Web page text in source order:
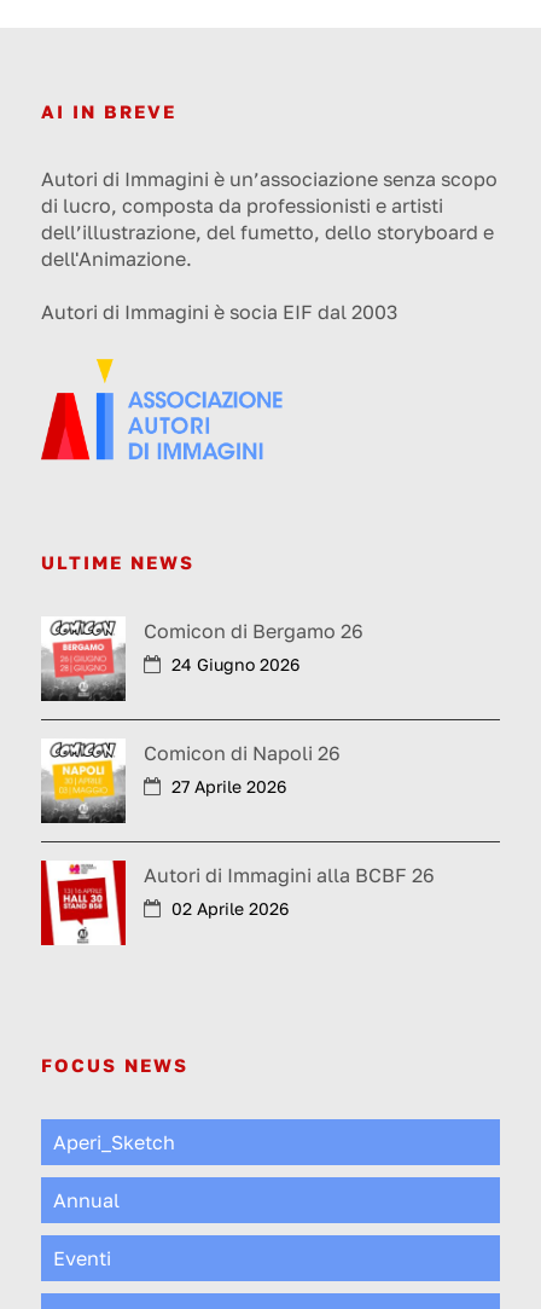
AI IN BREVE
Autori di Immagini è un’associazione senza scopo
di lucro, composta da professionisti e artisti
dell’illustrazione, del fumetto, dello storyboard e
dell'Animazione.
Autori di Immagini è socia EIF dal 2003
ULTIME NEWS
Comicon di Bergamo 26
24 Giugno 2026
Comicon di Napoli 26
27 Aprile 2026
Autori di Immagini alla BCBF 26
02 Aprile 2026
FOCUS NEWS
Aperi_Sketch
Annual
Eventi